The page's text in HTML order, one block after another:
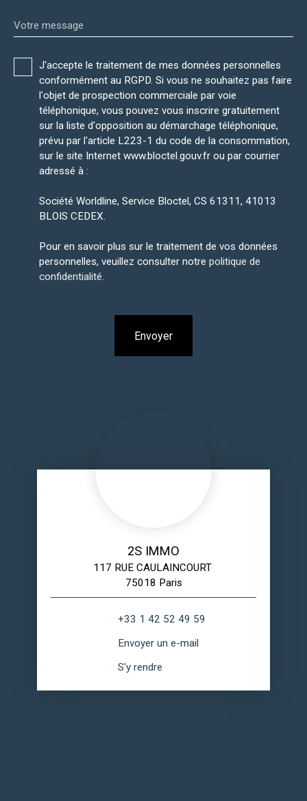
Votre message
J'accepte le traitement de mes données personnelles
conformément au RGPD. Si vous ne souhaitez pas faire
l'objet de prospection commerciale par voie
téléphonique, vous pouvez vous inscrire gratuitement
sur la liste d'opposition au démarchage téléphonique,
prévu par l'article L223-1 du code de la consommation,
sur le site Internet www.bloctel.gouv.fr ou par courrier
adressé à :
Société Worldline, Service Bloctel, CS 61311, 41013
BLOIS CEDEX.
Pour en savoir plus sur le traitement de vos données
personnelles, veuillez consulter notre politique de
confidentialité.
Envoyer
2S IMMO
117 RUE CAULAINCOURT
75018 Paris
+33 1 42 52 49 59
Envoyer un e-mail
S'y rendre